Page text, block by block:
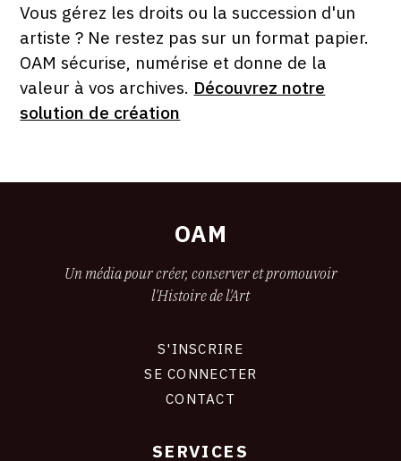
Vous gérez les droits ou la succession d'un
artiste ? Ne restez pas sur un format papier.
OAM sécurise, numérise et donne de la
valeur à vos archives. Découvrez notre
solution de création
OAM
Un média pour créer, conserver et promouvoir
l'Histoire de l'Art
S'INSCRIRE
SE CONNECTER
CONTACT
SERVICES